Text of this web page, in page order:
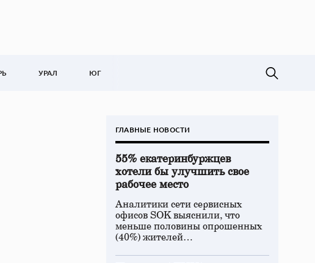
УРАЛ ЮГ
ГЛАВНЫЕ НОВОСТИ
55% екатеринбуржцев
хотели бы улучшить свое
рабочее место
Аналитики сети сервисных
офисов SOK выяснили, что
меньше половины опрошенных
(40%) жителей…